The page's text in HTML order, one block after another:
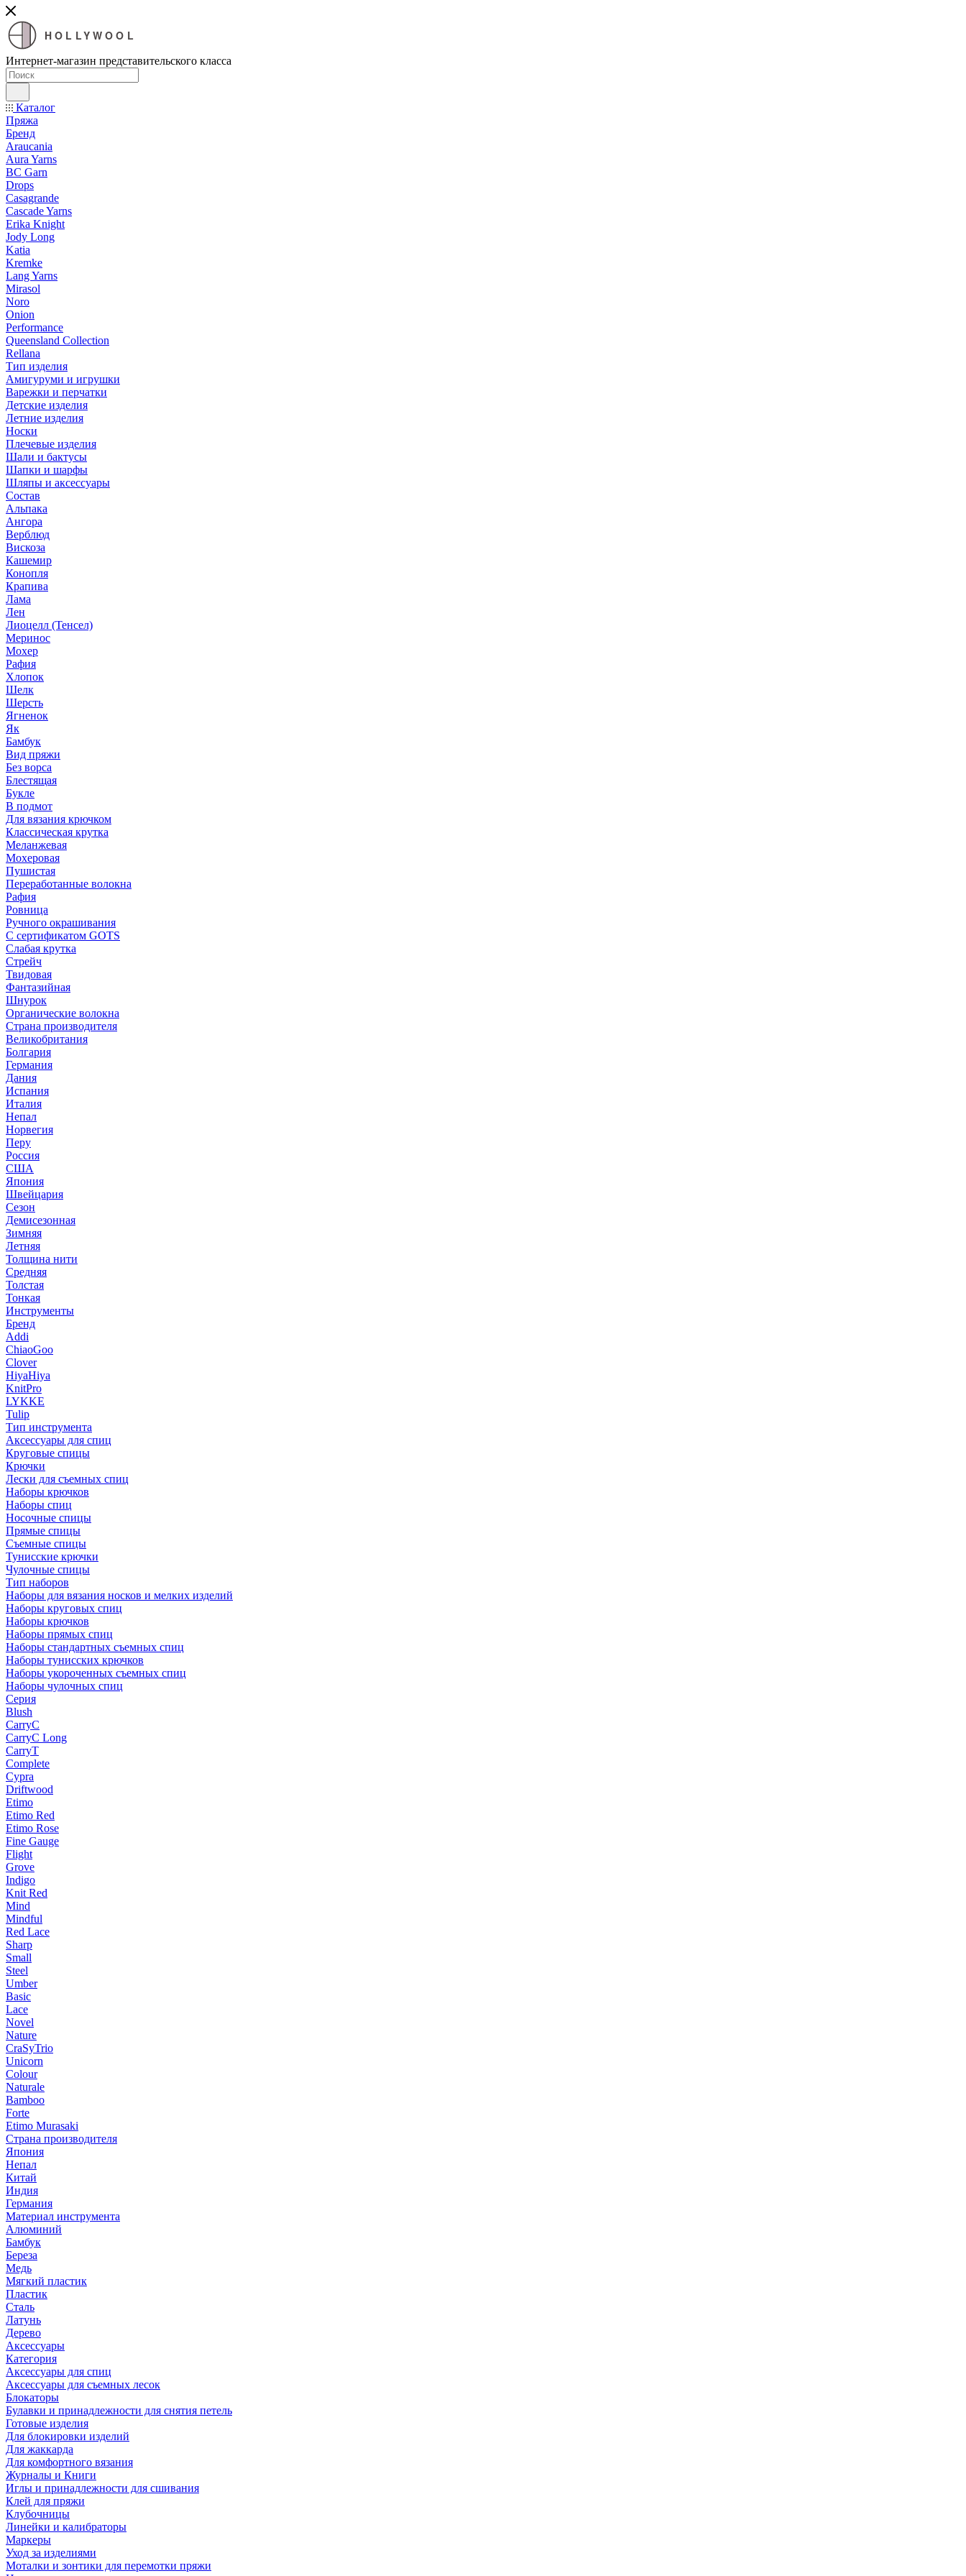
HOLLYWOOL
Интернет-магазин представительского класса
Каталог
Пряжа
Бренд
Araucania
Aura Yarns
BC Garn
Drops
Casagrande
Cascade Yarns
Erika Knight
Jody Long
Katia
Kremke
Lang Yarns
Mirasol
Noro
Onion
Performance
Queensland Collection
Rellana
Тип изделия
Амигуруми и игрушки
Варежки и перчатки
Детские изделия
Летние изделия
Носки
Плечевые изделия
Шали и бактусы
Шапки и шарфы
Шляпы и аксессуары
Состав
Альпака
Ангора
Верблюд
Вискоза
Кашемир
Конопля
Крапива
Лама
Лен
Лиоцелл (Тенсел)
Меринос
Мохер
Рафия
Хлопок
Шелк
Шерсть
Ягненок
Як
Бамбук
Вид пряжи
Без ворса
Блестящая
Букле
В подмот
Для вязания крючком
Классическая крутка
Меланжевая
Мохеровая
Пушистая
Переработанные волокна
Рафия
Ровница
Ручного окрашивания
С сертификатом GOTS
Слабая крутка
Стрейч
Твидовая
Фантазийная
Шнурок
Органические волокна
Страна производителя
Великобритания
Болгария
Германия
Дания
Испания
Италия
Непал
Норвегия
Перу
Россия
США
Япония
Швейцария
Сезон
Демисезонная
Зимняя
Летняя
Толщина нити
Средняя
Толстая
Тонкая
Инструменты
Бренд
Addi
ChiaoGoo
Clover
HiyaHiya
KnitPro
LYKKE
Tulip
Тип инструмента
Аксессуары для спиц
Круговые спицы
Крючки
Лески для съемных спиц
Наборы крючков
Наборы спиц
Носочные спицы
Прямые спицы
Съемные спицы
Тунисские крючки
Чулочные спицы
Тип наборов
Наборы для вязания носков и мелких изделий
Наборы круговых спиц
Наборы крючков
Наборы прямых спиц
Наборы стандартных съемных спиц
Наборы тунисских крючков
Наборы укороченных съемных спиц
Наборы чулочных спиц
Серия
Blush
CarryC
CarryC Long
CarryT
Complete
Cypra
Driftwood
Etimo
Etimo Red
Etimo Rose
Fine Gauge
Flight
Grove
Indigo
Knit Red
Mind
Mindful
Red Lace
Sharp
Small
Steel
Umber
Basic
Lace
Novel
Nature
CraSyTrio
Unicorn
Colour
Naturale
Bamboo
Forte
Etimo Murasaki
Страна производителя
Япония
Непал
Китай
Индия
Германия
Материал инструмента
Алюминий
Бамбук
Береза
Медь
Мягкий пластик
Пластик
Сталь
Латунь
Дерево
Аксессуары
Категория
Аксессуары для спиц
Аксессуары для съемных лесок
Блокаторы
Булавки и принадлежности для снятия петель
Готовые изделия
Для блокировки изделий
Для жаккарда
Для комфортного вязания
Журналы и Книги
Иглы и принадлежности для сшивания
Клей для пряжи
Клубочницы
Линейки и калибраторы
Маркеры
Уход за изделиями
Моталки и зонтики для перемотки пряжи